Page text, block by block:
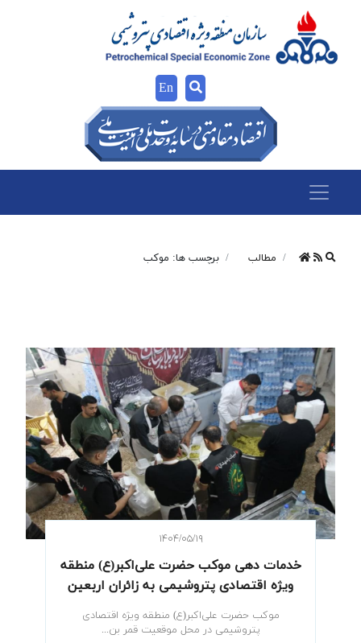
En
مطالب برچسب ها: موکب
۱۴۰۴/۰۵/۱۹
خدمات دهی موکب حضرت علی‌اکبر(ع) منطقه
ویژه اقتصادی پتروشیمی به زائران اربعین
موکب حضرت علی‌اکبر(ع) منطقه ویژه اقتصادی
پتروشیمی در محل موقعیت قمر بن...